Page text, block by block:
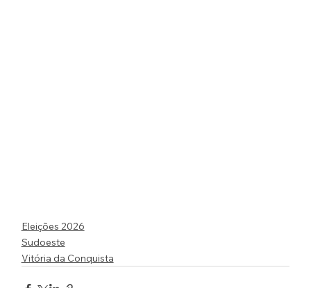
Eleições 2026
Sudoeste
Vitória da Conquista